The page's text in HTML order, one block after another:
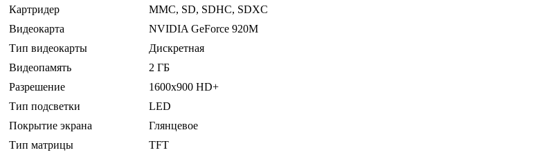
Картридер
MMC, SD, SDHC, SDXC
Видеокарта
NVIDIA GeForce 920M
Тип видеокарты
Дискретная
Видеопамять
2 ГБ
Разрешение
1600x900 HD+
Тип подсветки
LED
Покрытие экрана
Глянцевое
Тип матрицы
TFT